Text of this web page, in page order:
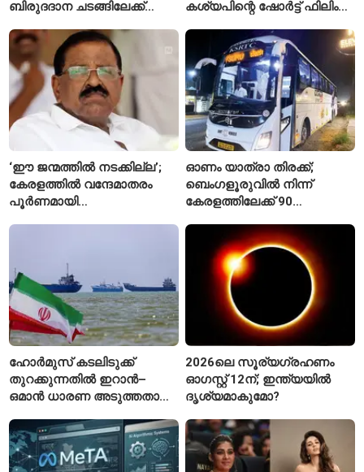
ബിരുദദാന ചടങ്ങിലേക്ക്
വിദ്യാർഥികളുടെ എതിർപ്പ്
കശ്യപിന്റെ ഷോർട്ട് ഫിലിം
‘ഈ ജന്മത്തിൽ നടക്കില്ല’;
കേരളത്തിൽ വന്ദേമാതരം
പൂർണമായി
ഓണം യാത്രാ തിരക്ക്;
ബെംഗളൂരുവിൽ നിന്ന്
കേരളത്തിലേക്ക് 90
ഹോർമുസ് കടലിടുക്ക്
തുറക്കുന്നതിൽ ഇറാൻ–
ഒമാൻ ധാരണ അടുത്തതായി;
ടെഹ്റാൻ
2026ലെ സൂര്യഗ്രഹണം
ഓഗസ്റ്റ് 12ന്; ഇന്ത്യയിൽ
ദൃശ്യമാകുമോ?